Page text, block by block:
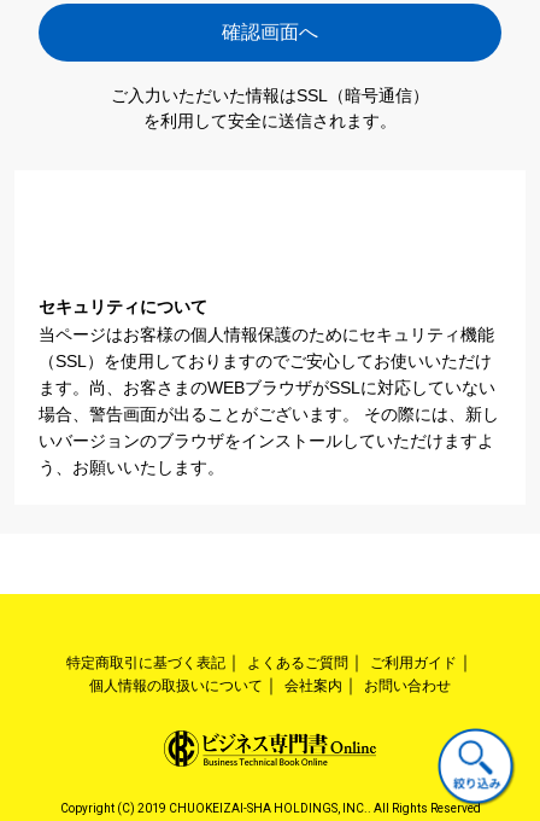
ご入力いただいた情報はSSL（暗号通信）
を利用して安全に送信されます。
セキュリティについて
当ページはお客様の個人情報保護のためにセキュリティ機能
（SSL）を使用しておりますのでご安心してお使いいただけ
ます。尚、お客さまのWEBブラウザがSSLに対応していない
場合、警告画面が出ることがございます。 その際には、新し
いバージョンのブラウザをインストールしていただけますよ
う、お願いいたします。
特定商取引に基づく表記 よくあるご質問
ご利用ガイド
個人情報の取扱いについて
会社案内 お問い合わせ
Copyright (C) 2019 CHUOKEIZAI-SHA HOLDINGS, INC.. All Rights Reserved